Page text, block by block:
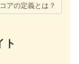
アの定義とは？
ト